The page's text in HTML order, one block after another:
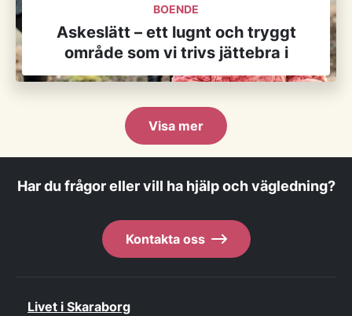
BOENDE
Askeslätt – ett lugnt och tryggt
område som vi trivs jättebra i
Visa mer
Har du frågor eller vill ha hjälp och vägledning?
Kontakta oss
Livet i Skaraborg